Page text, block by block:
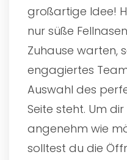
großartige Idee!
nur süße
Zuhause warten,
engagiertes
Auswahl des
Seite steht. Um
angenehm wie
solltest du die